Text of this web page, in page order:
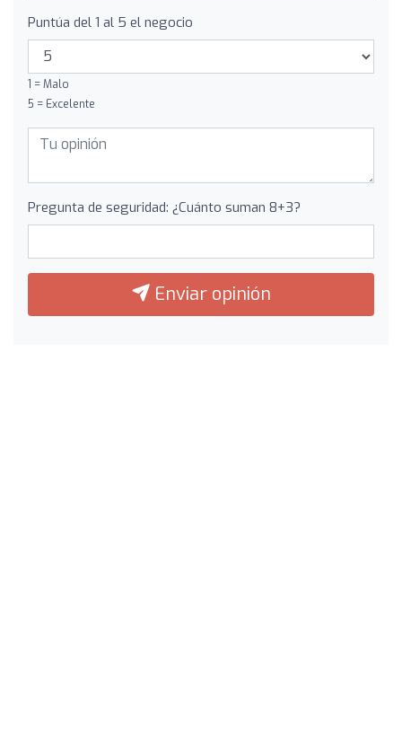
Puntúa del 1 al 5 el negocio
1 = Malo
5 = Excelente
Pregunta de seguridad: ¿Cuánto suman 8+3?
Enviar opinión